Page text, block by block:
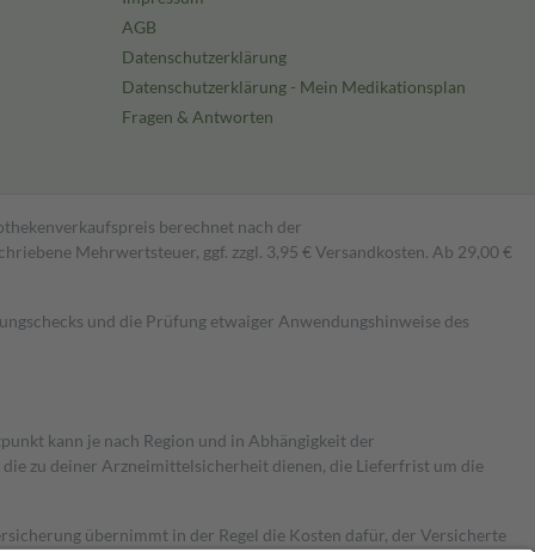
AGB
Datenschutzerklärung
Datenschutzerklärung - Mein Medikationsplan
Fragen & Antworten
berechnet nach der
Mehrwertsteuer, ggf. zzgl. 3,95 € Versandkosten. Ab 29,00 €
und die Prüfung etwaiger Anwendungshinweise des
kann je nach Region und in Abhängigkeit der
zu deiner Arzneimittelsicherheit dienen, die Lieferfrist um die
übernimmt in der Regel die Kosten dafür, der Versicherte